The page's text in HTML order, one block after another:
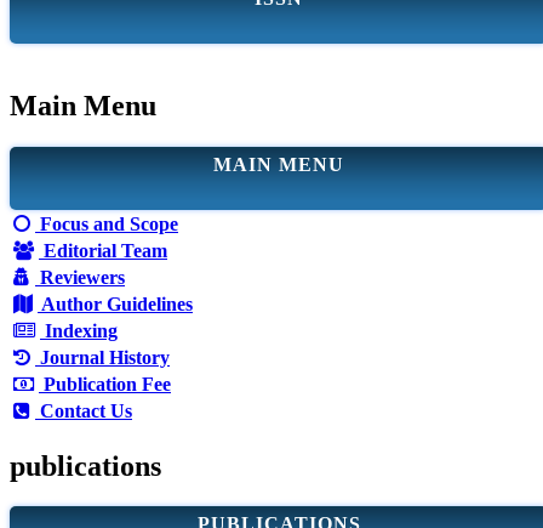
Main Menu
MAIN MENU
Focus and Scope
Editorial Team
Reviewers
Author Guidelines
Indexing
Journal History
Publication Fee
Contact Us
publications